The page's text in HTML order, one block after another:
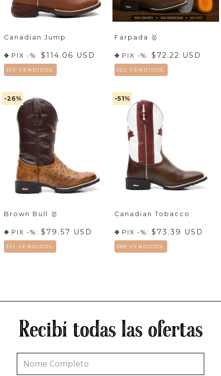
Canadian Jump
PIX -%: $114.06 USD
359 VENDIDOS.
Farpada 🥇
PIX -%: $72.22 USD
352 VENDIDOS.
-26%
Brown Bull 🥇
PIX -%: $79.57 USD
331 VENDIDOS.
-51%
Canadian Tobacco
PIX -%: $73.39 USD
388 VENDIDOS.
Recibí todas las ofertas